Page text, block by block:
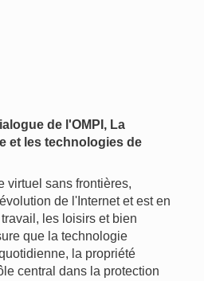
de l'OMPI, La
et les technologies de
virtuel sans frontières,
de l'Internet et est en
les loisirs et bien
que la technologie
la propriété
central dans la protection